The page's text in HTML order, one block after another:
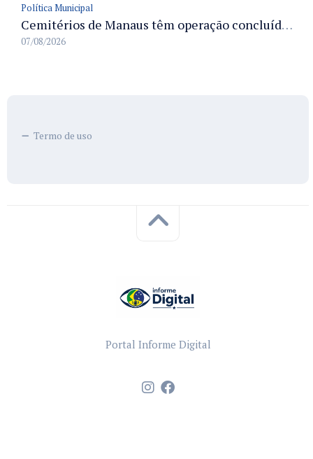
Política Municipal
Cemitérios de Manaus têm operação concluída e estrutura pronta para receber famílias no Dia dos Pais
07/08/2026
Termo de uso
Portal Informe Digital